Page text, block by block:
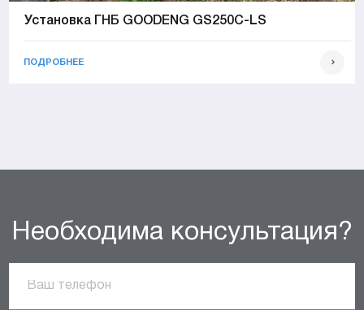
Установка ГНБ GOODENG GS250C-LS
ПОДРОБНЕЕ
Необходима консультация?